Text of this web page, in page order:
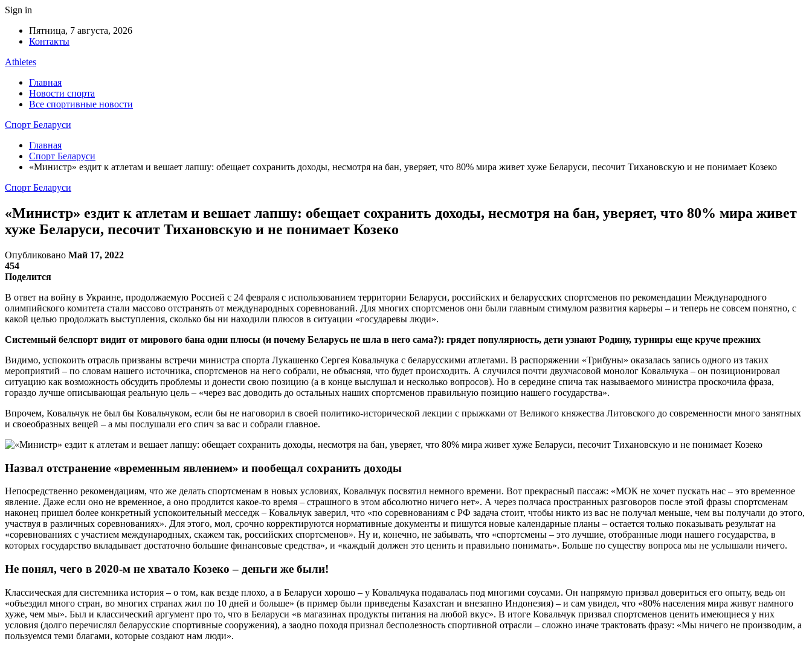
Sign in
Пятница, 7 августа, 2026
Контакты
Athletes
Главная
Новости спорта
Все спортивные новости
Спорт Беларуси
Главная
Спорт Беларуси
«Министр» ездит к атлетам и вешает лапшу: обещает сохранить доходы, несмотря на бан, уверяет, что 80% мира живет хуже Беларуси, песочит Тихановскую и не понимает Козеко
Спорт Беларуси
«Министр» ездит к атлетам и вешает лапшу: обещает сохранить доходы, несмотря на бан, уверяет, что 80% мира живет
хуже Беларуси, песочит Тихановскую и не понимает Козеко
Опубликовано Май 17, 2022
454
Поделится
В ответ на войну в Украине, продолжаемую Россией с 24 февраля с использованием территории Беларуси, российских и беларусских спортсменов по рекомендации Международного
олимпийского комитета стали массово отстранять от международных соревнований. Для многих спортсменов они были главным стимулом развития карьеры – и теперь не совсем понятно, с
какой целью продолжать выступления, сколько бы ни находили плюсов в ситуации «государевы люди».
Системный белспорт видит от мирового бана одни плюсы (и почему Беларусь не шла в него сама?): грядет популярность, дети узнают Родину, турниры еще круче прежних
Видимо, успокоить отрасль призваны встречи министра спорта Лукашенко Сергея Ковальчука с беларусскими атлетами. В распоряжении «Трибуны» оказалась запись одного из таких
мероприятий – по словам нашего источника, спортсменов на него собрали, не объясняя, что будет происходить. А случился почти двухчасовой монолог Ковальчука – он позиционировал
ситуацию как возможность обсудить проблемы и донести свою позицию (а в конце выслушал и несколько вопросов). Но в середине спича так называемого министра проскочила фраза,
гораздо лучше описывающая реальную цель – «через вас доводить до остальных наших спортсменов правильную позицию нашего государства».
Впрочем, Ковальчук не был бы Ковальчуком, если бы не наговорил в своей политико-исторической лекции с прыжками от Великого княжества Литовского до современности много занятных
и своеобразных вещей – а мы послушали его спич за вас и собрали главное.
Назвал отстранение «временным явлением» и пообещал сохранить доходы
Непосредственно рекомендациям, что же делать спортсменам в новых условиях, Ковальчук посвятил немного времени. Вот прекрасный пассаж: «МОК не хочет пускать нас – это временное
явление. Даже если оно не временное, а оно продлится какое-то время – страшного в этом абсолютно ничего нет». А через полчаса пространных разговоров после этой фразы спортсменам
наконец пришел более конкретный успокоительный месседж – Ковальчук заверил, что «по соревнованиям с РФ задача стоит, чтобы никто из вас не получал меньше, чем вы получали до этого,
участвуя в различных соревнованиях». Для этого, мол, срочно корректируются нормативные документы и пишутся новые календарные планы – остается только показывать результат на
«соревнованиях с участием международных, скажем так, российских спортсменов». Ну и, конечно, не забывать, что «спортсмены – это лучшие, отобранные люди нашего государства, в
которых государство вкладывает достаточно большие финансовые средства», и «каждый должен это ценить и правильно понимать». Больше по существу вопроса мы не услышали ничего.
Не понял, чего в 2020-м не хватало Козеко – деньги же были!
Классическая для системника история – о том, как везде плохо, а в Беларуси хорошо – у Ковальчука подавалась под многими соусами. Он напрямую призвал довериться его опыту, ведь он
«объездил много стран, во многих странах жил по 10 дней и больше» (в пример были приведены Казахстан и внезапно Индонезия) – и сам увидел, что «80% населения мира живут намного
хуже, чем мы». Был и классический аргумент про то, что в Беларуси «в магазинах продукты питания на любой вкус». В итоге Ковальчук призвал спортсменов ценить имеющиеся у них
условия (долго перечислял беларусские спортивные сооружения), а заодно походя признал бесполезность спортивной отрасли – сложно иначе трактовать фразу: «Мы ничего не производим, а
пользуемся теми благами, которые создают нам люди».